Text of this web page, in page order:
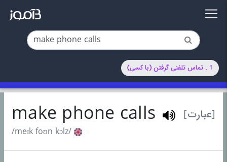
1 . تماس تلفنی گرفتن (با کسی)
[عبارت] make phone calls
/meɪk foʊn kɔlz/